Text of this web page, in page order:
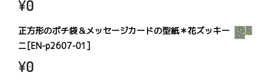
¥0
正方形のポチ袋＆メッセージカードの型紙＊花ズッキー
ニ[EN-p2607-01]
¥0